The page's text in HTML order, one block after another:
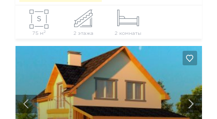
75 м2 2 этажа 2 комнаты